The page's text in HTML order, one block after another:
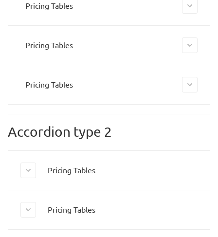
Pricing Tables
Pricing Tables
Pricing Tables
Accordion type 2
Pricing Tables
Pricing Tables